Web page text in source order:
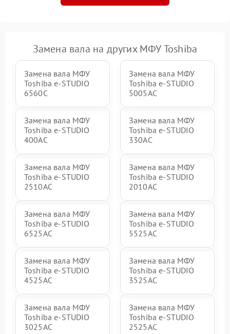
Замена вала на других МФУ Toshiba
Замена вала МФУ
Toshiba e-STUDIO
6560C
Замена вала МФУ
Toshiba e-STUDIO
5005AC
Замена вала МФУ
Toshiba e-STUDIO
400AC
Замена вала МФУ
Toshiba e-STUDIO
330AC
Замена вала МФУ
Toshiba e-STUDIO
2510AC
Замена вала МФУ
Toshiba e-STUDIO
2010AC
Замена вала МФУ
Toshiba e-STUDIO
6525AC
Замена вала МФУ
Toshiba e-STUDIO
5525AC
Замена вала МФУ
Toshiba e-STUDIO
4525AC
Замена вала МФУ
Toshiba e-STUDIO
3525AC
Замена вала МФУ
Toshiba e-STUDIO
3025AC
Замена вала МФУ
Toshiba e-STUDIO
2525AC